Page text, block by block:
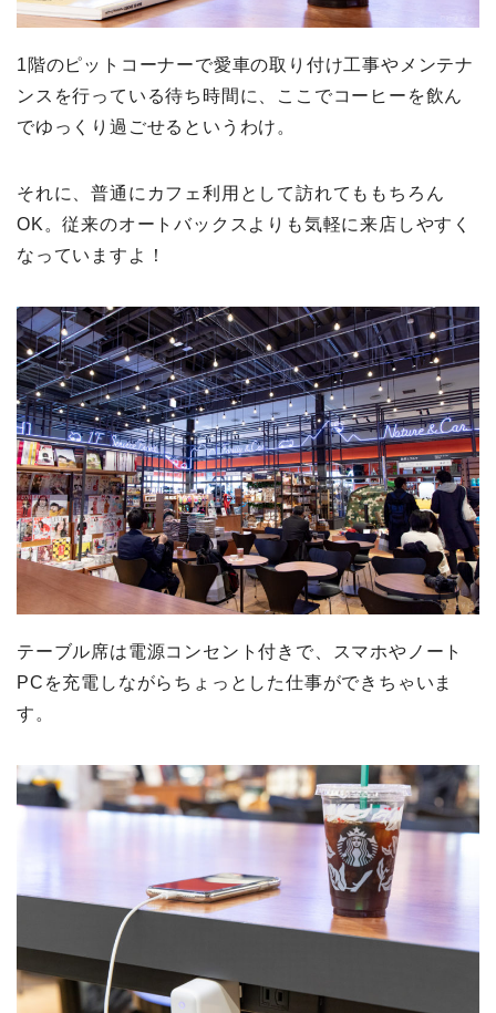
1階のピットコーナーで愛車の取り付け工事やメンテナ
ンスを行っている待ち時間に、ここでコーヒーを飲ん
でゆっくり過ごせるというわけ。
それに、普通にカフェ利用として訪れてももちろん
OK。従来のオートバックスよりも気軽に来店しやすく
なっていますよ！
テーブル席は電源コンセント付きで、スマホやノート
PCを充電しながらちょっとした仕事ができちゃいま
す。